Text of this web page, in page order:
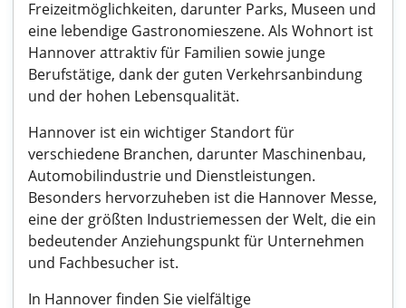
Freizeitmöglichkeiten, darunter Parks, Museen und
eine lebendige Gastronomieszene. Als Wohnort ist
Hannover attraktiv für Familien sowie junge
Berufstätige, dank der guten Verkehrsanbindung
und der hohen Lebensqualität.
Hannover ist ein wichtiger Standort für
verschiedene Branchen, darunter Maschinenbau,
Automobilindustrie und Dienstleistungen.
Besonders hervorzuheben ist die Hannover Messe,
eine der größten Industriemessen der Welt, die ein
bedeutender Anziehungspunkt für Unternehmen
und Fachbesucher ist.
In Hannover finden Sie vielfältige